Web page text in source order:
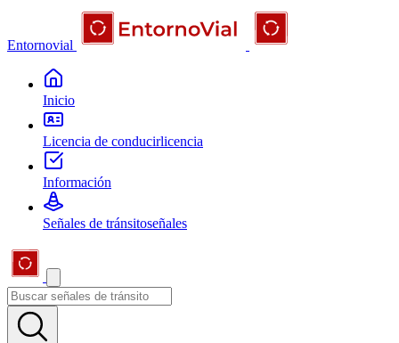
Entornovial
Inicio
Licencia de conducirlicencia
Información
Señales de tránsitoseñales